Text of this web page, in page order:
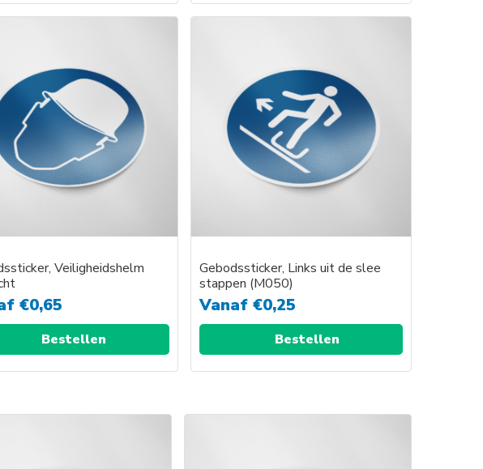
Veiligheidshelm
€0,65
Bestellen
Gebodssticker, Links uit de slee
stappen (M050)
Vanaf€0,25
Bestellen